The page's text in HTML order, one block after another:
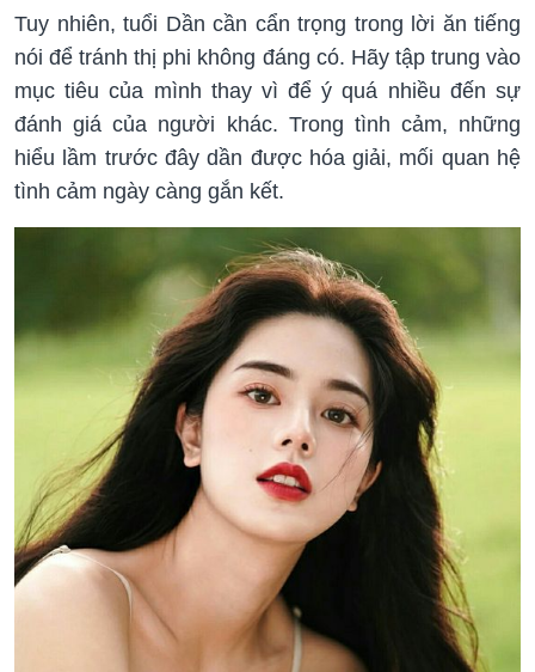
Tuy nhiên, tuổi Dần cần cẩn trọng trong lời ăn tiếng
nói để tránh thị phi không đáng có. Hãy tập trung vào
mục tiêu của mình thay vì để ý quá nhiều đến sự
đánh giá của người khác. Trong tình cảm, những
hiểu lầm trước đây dần được hóa giải, mối quan hệ
tình cảm ngày càng gắn kết.